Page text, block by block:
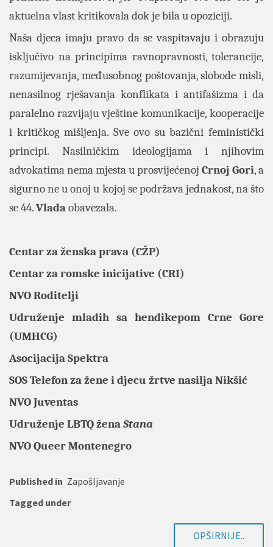
aktuelna vlast kritikovala dok je bila u opoziciji.
Naša djeca imaju pravo da se vaspitavaju i obrazuju
isključivo na principima ravnopravnosti, tolerancije,
razumijevanja, međusobnog poštovanja, slobode misli,
nenasilnog rješavanja konflikata i antifašizma i da
paralelno razvijaju vještine komunikacije, kooperacije
i kritičkog mišljenja. Sve ovo su bazični feministički
principi. Nasilničkim ideologijama i njihovim
advokatima nema mjesta u prosvijećenoj Crnoj Gori, a
sigurno ne u onoj u kojoj se podržava jednakost, na što
se 44.Vladaobavezala.
Centar za ženska prava (CŽP)
Centar za romske inicijative (CRI)
NVO Roditelji
Udruženje mladih sa hendikepom Crne Gore
(UMHCG)
Asocijacija Spektra
SOS Telefon za žene i djecu žrtve nasilja Nikšić
NVO Juventas
Udruženje LBTQ ženaStana
NVO Queer Montenegro
Published in Zapošljavanje
Tagged under
OPŠIRNIJE..